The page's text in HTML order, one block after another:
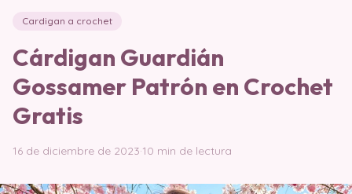
Cardigan a crochet
Cárdigan Guardián
Gossamer Patrón en Crochet
Gratis
16 de diciembre de 2023·10 min de lectura